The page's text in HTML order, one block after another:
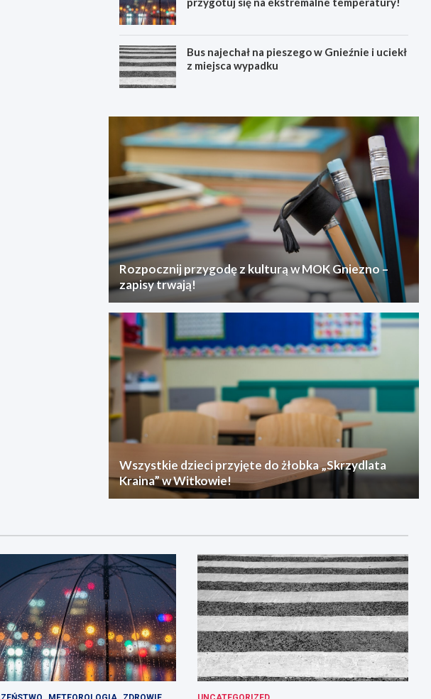
Bus najechał na pieszego w Gnieźnie i uciekł
z miejsca wypadku
Rozpocznij przygodę z kulturą w MOK Gniezno –
zapisy trwają!
Wszystkie dzieci przyjęte do żłobka „Skrzydlata
Kraina” w Witkowie!